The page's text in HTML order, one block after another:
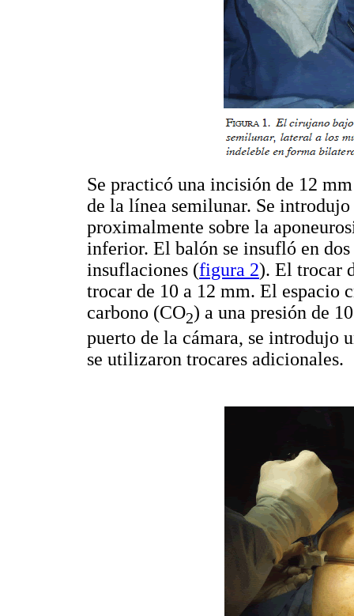
Se practicó una incisión de 12
de la línea semilunar. Se
proximalmente sobre la
inferior. El balón se insufló en
insuflaciones (figura 2). El trocar
trocar de 10 a 12 mm. El espacio
carbono (CO2) a una presión de
puerto de la cámara, se introdujo
se utilizaron trocares adicionales.